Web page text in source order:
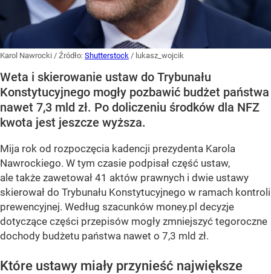
Karol Nawrocki / Źródło: Shutterstock / lukasz_wojcik
Weta i skierowanie ustaw do Trybunału
Konstytucyjnego mogły pozbawić budżet państwa
nawet 7,3 mld zł. Po doliczeniu środków dla NFZ
kwota jest jeszcze wyższa.
Mija rok od rozpoczęcia kadencji prezydenta Karola
Nawrockiego. W tym czasie podpisał część ustaw,
ale także zawetował 41 aktów prawnych i dwie ustawy
skierował do Trybunału Konstytucyjnego w ramach kontroli
prewencyjnej. Według szacunków money.pl decyzje
dotyczące części przepisów mogły zmniejszyć tegoroczne
dochody budżetu państwa nawet o 7,3 mld zł.
Które ustawy miały przynieść największe